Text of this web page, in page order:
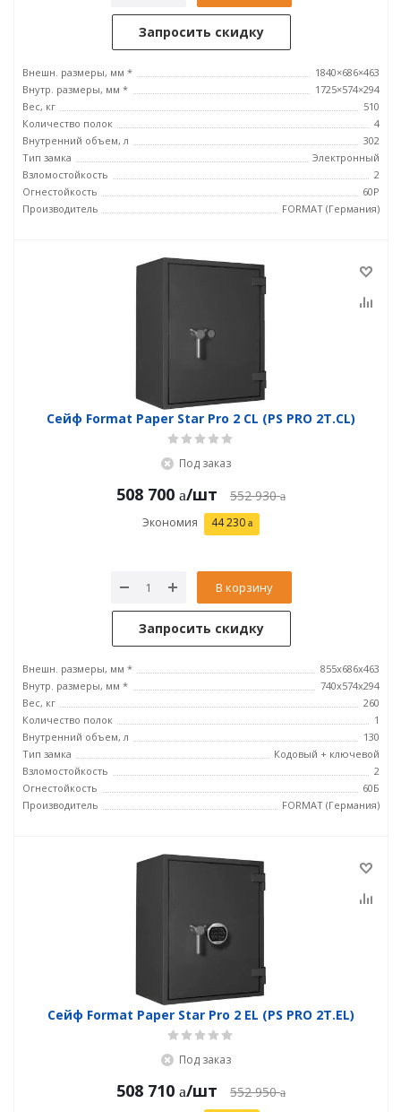
Запросить скидку
Внешн. размеры, мм *
1840×686×463
Внутр. размеры, мм *
1725×574×294
Вес, кг
510
Количество полок
4
Внутренний объем, л
302
Тип замка
Электронный
Взломостойкость
2
Огнестойкость
60P
Производитель
FORMAT (Германия)
Сейф Format Paper Star Pro 2 CL (PS PRO 2Т.CL)
Под заказ
508 700 /шт 552 930
Экономия 44 230
В корзину
Запросить скидку
Внешн. размеры, мм *
855x686x463
Внутр. размеры, мм *
740х574х294
Вес, кг
260
Количество полок
1
Внутренний объем, л
130
Тип замка
Кодовый + ключевой
Взломостойкость
2
Огнестойкость
60Б
Производитель
FORMAT (Германия)
Сейф Format Paper Star Pro 2 EL (PS PRO 2Т.EL)
Под заказ
508 710 /шт 552 950